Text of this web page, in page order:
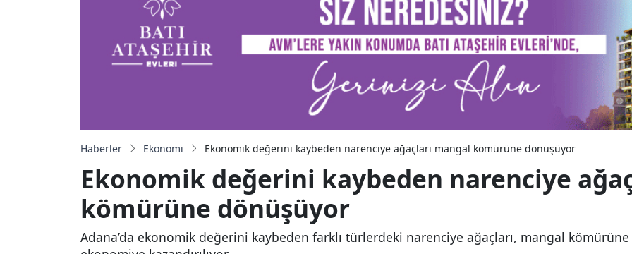
Haberler Ekonomi Ekonomik değerini kaybeden narenciye ağaçları mangal kömürüne dönüşüyor
Ekonomik değerini kaybeden narenciye
kömürüne dönüşüyor
Adana’da ekonomik değerini kaybeden farklı türlerdeki narenciye ağaçları, mangal